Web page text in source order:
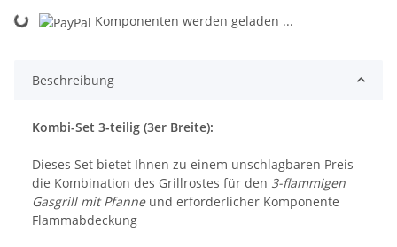
Loading... Komponenten werden geladen ...
Beschreibung
Kombi-Set 3-teilig (3er Breite):
Dieses Set bietet Ihnen zu einem unschlagbaren Preis
die Kombination des Grillrostes für den 3-flammigen
Gasgrill mit Pfanneund erforderlicher Komponente
Flammabdeckung